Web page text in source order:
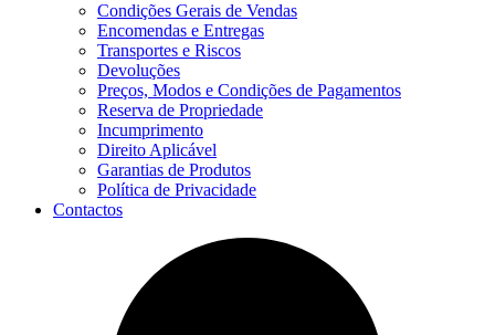
Condições Gerais de Vendas
Encomendas e Entregas
Transportes e Riscos
Devoluções
Preços, Modos e Condições de Pagamentos
Reserva de Propriedade
Incumprimento
Direito Aplicável
Garantias de Produtos
Política de Privacidade
Contactos